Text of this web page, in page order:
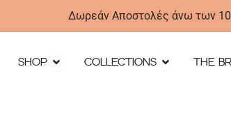
Δωρεάν Αποστολές άνω των
SHOP Open SHOPCOLLECTIONS Open THE